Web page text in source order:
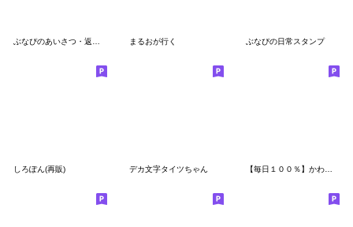
ぶなぴのあいさつ・返信スタンプ まるおが行く ぶなぴの日常スタンプ
しろぽん(再販) デカ文字タイツちゃん 【毎日１００％】かわいい面白い♡無気力編